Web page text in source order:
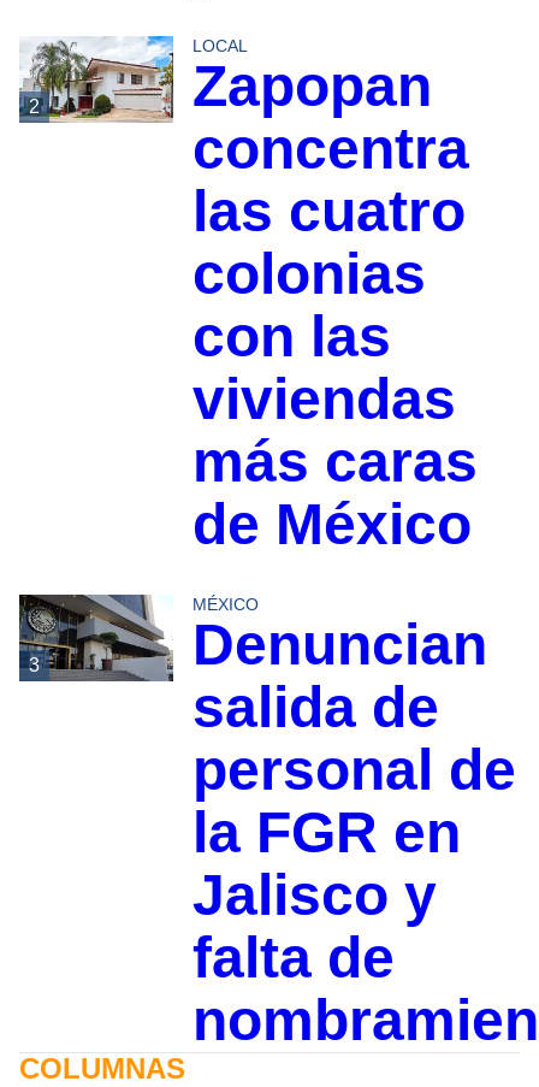
2
LOCAL
Zapopan
concentra
las cuatro
colonias
con las
viviendas
más caras
de México
3
MÉXICO
Denuncian
salida de
personal de
la FGR en
Jalisco y
falta de
COLUMNAS